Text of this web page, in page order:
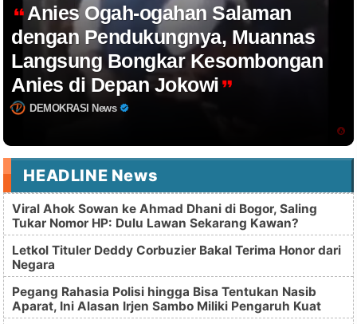
Anies Ogah-ogahan Salaman
dengan Pendukungnya, Muannas
Langsung Bongkar Kesombongan
Anies di Depan Jokowi
DEMOKRASI News
HEADLINE News
Viral Ahok Sowan ke Ahmad Dhani di Bogor, Saling
Tukar Nomor HP: Dulu Lawan Sekarang Kawan?
Letkol Tituler Deddy Corbuzier Bakal Terima Honor dari
Negara
Pegang Rahasia Polisi hingga Bisa Tentukan Nasib
Aparat, Ini Alasan Irjen Sambo Miliki Pengaruh Kuat